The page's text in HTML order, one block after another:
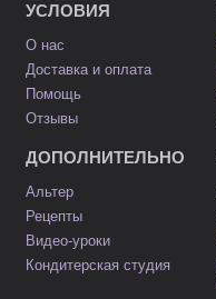
УСЛОВИЯ
О нас
Доставка и оплата
Помощь
Отзывы
ДОПОЛНИТЕЛЬНО
Альтер
Рецепты
Видео-уроки
Кондитерская студия